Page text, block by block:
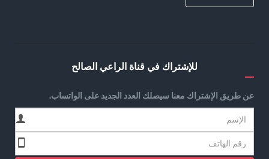
للإشتراك في قناة الراعي الصالح
عن طريق الإشتراك معنا سيصلك العدد الجديد على الواتساب.